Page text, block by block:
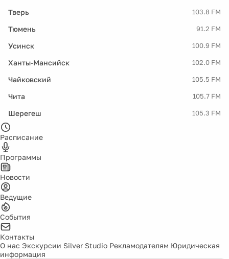
Тверь 103.8 FM
Тюмень 91.2 FM
Усинск 100.9 FM
Ханты-Мансийск 102.0 FM
Чайковский 105.5 FM
Чита 105.7 FM
Шерегеш 105.3 FM
Расписание
Программы
Новости
Ведущие
События
Контакты
О нас Экскурсии Silver Studio Рекламодателям Юридическая
информация